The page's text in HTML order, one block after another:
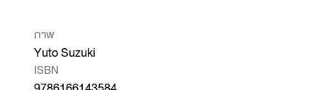
ภาพ
Yuto Suzuki
ISBN